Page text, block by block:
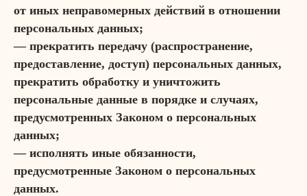
от иных неправомерных действий в отношении
персональных данных;
— прекратить передачу (распространение,
предоставление, доступ) персональных данных,
прекратить обработку и уничтожить
персональные данные в порядке и случаях,
предусмотренных Законом о персональных
данных;
— исполнять иные обязанности,
предусмотренные Законом о персональных
данных.